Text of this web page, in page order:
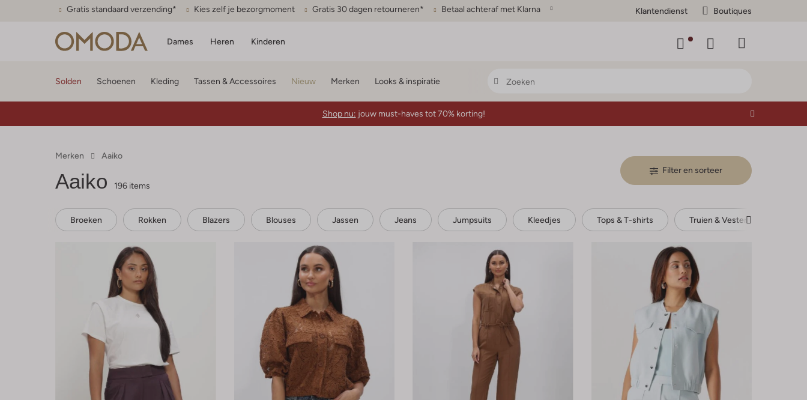
Gratis standaard verzending* Kies zelf je bezorgmoment Gratis 30 dagen retourneren* Betaal achteraf met Klarna Klantendienst Boutiques
Dames Heren Kinderen
Solden Schoenen Kleding Tassen & Accessoires Nieuw Merken Looks & inspiratie
Shop nu: jouw must-haves tot 70% korting!
Merken Aaiko
Aaiko 196 items
Filter en sorteer
Broeken Rokken Blazers Blouses Jassen Jeans Jumpsuits Kleedjes Tops & T-shirts Truien & Vesten